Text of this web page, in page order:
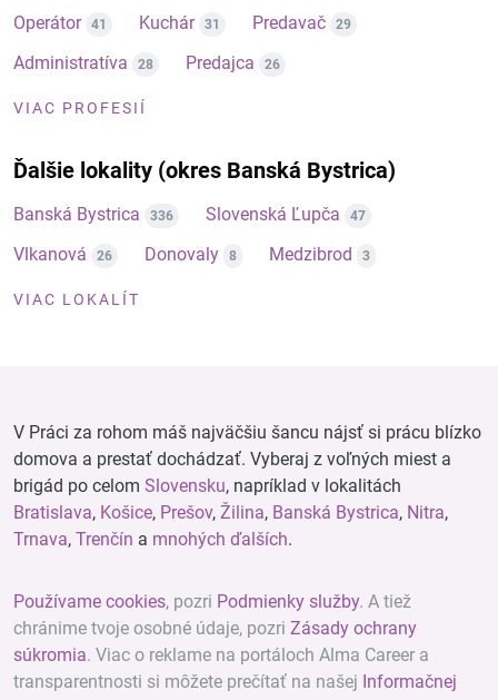
Operátor 41 Kuchár 31 Predavač 29
Administratíva 28 Predajca 26
VIAC PROFESIÍ
Ďalšie lokality (okres Banská Bystrica)
Banská Bystrica 336 Slovenská Ľupča 47
Vlkanová 26 Donovaly 8 Medzibrod 3
VIAC LOKALÍT
V Práci za rohom máš najväčšiu šancu nájsť si prácu blízko
domova a prestať dochádzať. Vyberaj z voľných miest a
brigád po celom Slovensku, napríklad v lokalitách
Bratislava, Košice, Prešov, Žilina, Banská Bystrica, Nitra,
Trnava, Trenčín a mnohých ďalších.
Používame cookies, pozri Podmienky služby. A tiež
chránime tvoje osobné údaje, pozri Zásady ochrany
súkromia. Viac o reklame na portáloch Alma Career a
transparentnosti si môžete prečítať na našej Informačnej